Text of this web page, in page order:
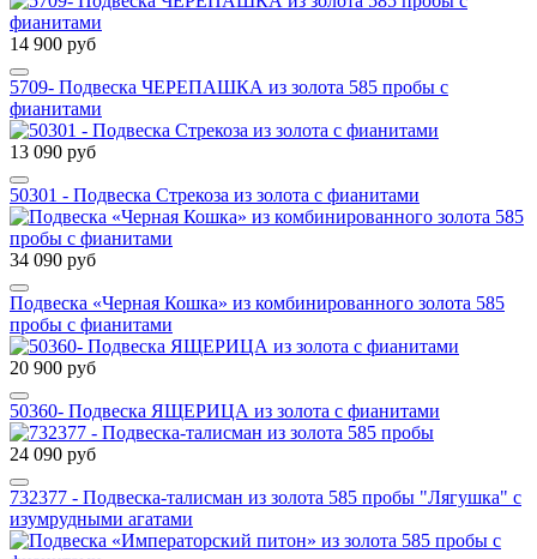
14 900 руб
5709- Подвеска ЧЕРЕПАШКА из золота 585 пробы с
фианитами
13 090 руб
50301 - Подвеска Стрекоза из золота с фианитами
34 090 руб
Подвеска «Черная Кошка» из комбинированного золота 585
пробы с фианитами
20 900 руб
50360- Подвеска ЯЩЕРИЦА из золота с фианитами
24 090 руб
732377 - Подвеска-талисман из золота 585 пробы "Лягушка" с
изумрудными агатами